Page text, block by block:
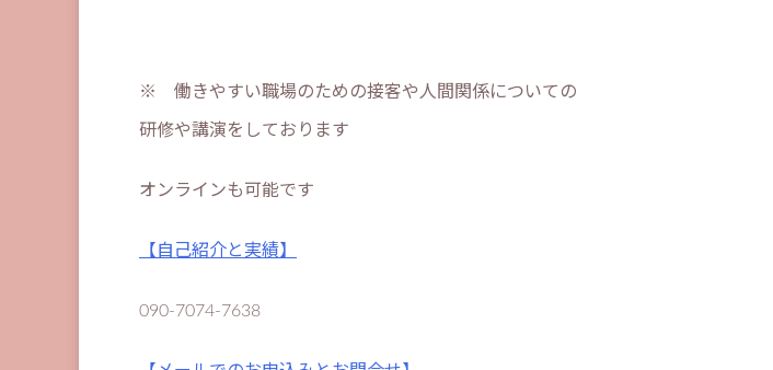
※ 働きやすい職場のための接客や人間関係についての
研修や講演をしております
オンラインも可能です
【自己紹介と実績】
090-7074-7638